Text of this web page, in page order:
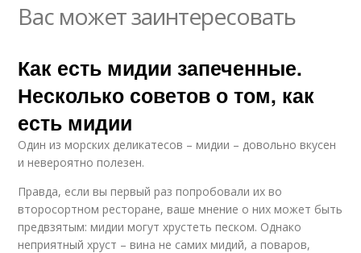
Вас может заинтересовать
Как есть мидии запеченные.
Несколько советов о том, как
есть мидии
Один из морских деликатесов – мидии – довольно вкусен
и невероятно полезен.
Правда, если вы первый раз попробовали их во
второсортном ресторане, ваше мнение о них может быть
предвзятым: мидии могут хрустеть песком. Однако
неприятный хруст – вина не самих мидий, а поваров,